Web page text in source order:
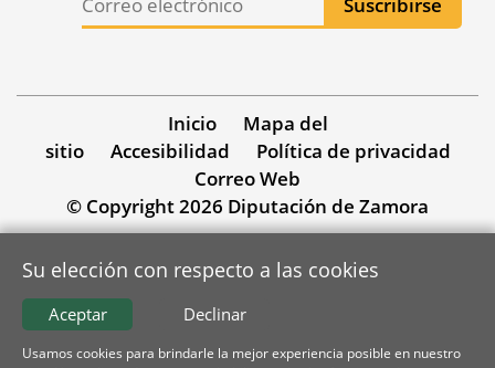
Inicio
Mapa del
sitio
Accesibilidad
Política de privacidad
Correo Web
© Copyright 2026 Diputación de Zamora
Su elección con respecto a las cookies
Declinar
Aceptar
Usamos cookies para brindarle la mejor experiencia posible en nuestro